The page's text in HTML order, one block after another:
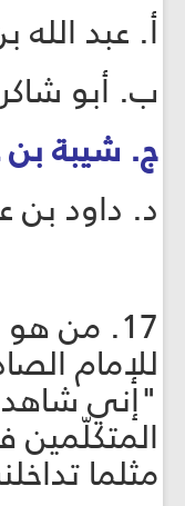
أ. عبد الله
ب. أبو
ج. شيبة بن
د. داود بن
17. من
للإمام
"إني
المتكلّمين
مثلما